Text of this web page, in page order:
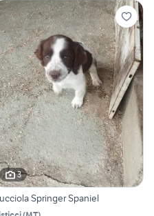
3
Springer Spaniel